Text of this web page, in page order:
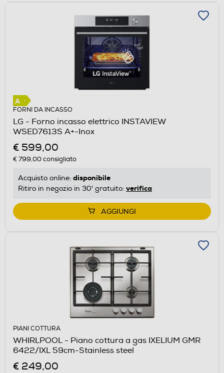
FORNI DA INCASSO
LG - Forno incasso elettrico INSTAVIEW
WSED7613S A+-Inox
€ 599,00
€ 799,00consigliato
Acquisto online: disponibile
Ritiro in negozio in 30' gratuito: verifica
AGGIUNGI
PIANI COTTURA
WHIRLPOOL - Piano cottura a gas IXELIUM GMR
6422/IXL 59cm-Stainless steel
€ 249,00